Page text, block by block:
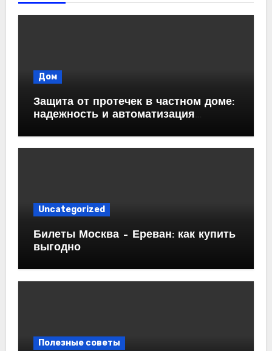
Дом
Защита от протечек в частном доме:
надежность и автоматизация
Uncategorized
Билеты Москва – Ереван: как купить
выгодно
Полезные советы